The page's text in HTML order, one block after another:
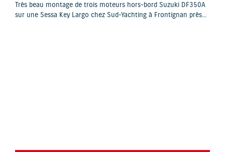
Très beau montage de trois moteurs hors-bord Suzuki DF350A
sur une Sessa Key Largo chez Sud-Yachting à Frontignan près...